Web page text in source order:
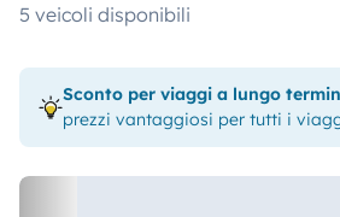
5 veicoli disponibili
Sconto per viaggi a lungo
prezzi vantaggiosi per tutti i